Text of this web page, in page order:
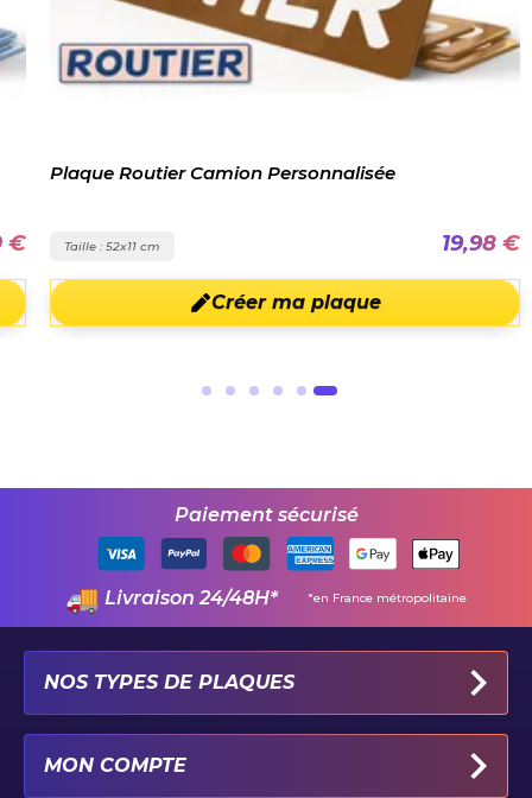
€
Plaque Routier Camion Personnalisée
Taille : 52x11 cm 19,98 €
Créer ma plaque
Paiement sécurisé
Livraison 24/48H* *en France métropolitaine
NOS TYPES DE PLAQUES
MON COMPTE